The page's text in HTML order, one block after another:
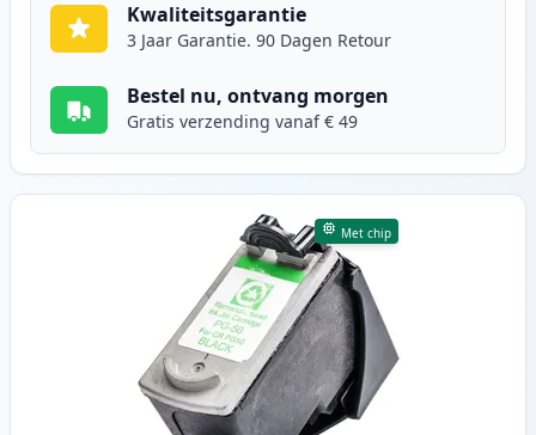
Kwaliteitsgarantie
3 Jaar Garantie. 90 Dagen Retour
Bestel nu, ontvang morgen
Gratis verzending vanaf € 49
Met chip